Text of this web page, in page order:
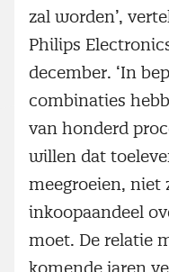
zal worden’,
Philips
december. ‘In
combinaties
van honderd
willen dat
meegroeien, niet
inkoopaandeel
moet. De relatie